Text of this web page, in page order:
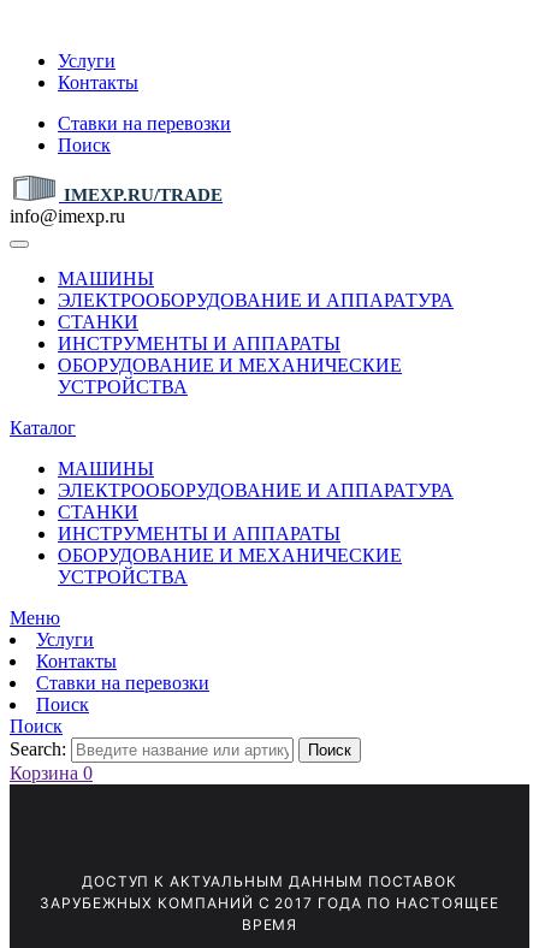
Услуги
Контакты
Ставки на перевозки
Поиск
IMEXP.RU/TRADE
info@imexp.ru
МАШИНЫ
ЭЛЕКТРООБОРУДОВАНИЕ И АППАРАТУРА
СТАНКИ
ИНСТРУМЕНТЫ И АППАРАТЫ
ОБОРУДОВАНИЕ И МЕХАНИЧЕСКИЕ
УСТРОЙСТВА
Каталог
МАШИНЫ
ЭЛЕКТРООБОРУДОВАНИЕ И АППАРАТУРА
СТАНКИ
ИНСТРУМЕНТЫ И АППАРАТЫ
ОБОРУДОВАНИЕ И МЕХАНИЧЕСКИЕ
УСТРОЙСТВА
Меню
Услуги
Контакты
Ставки на перевозки
Поиск
Поиск
Search:
Поиск
Корзина 0
ДОСТУП К АКТУАЛЬНЫМ ДАННЫМ ПОСТАВОК
ЗАРУБЕЖНЫХ КОМПАНИЙ С 2017 ГОДА ПО НАСТОЯЩЕЕ
ВРЕМЯ